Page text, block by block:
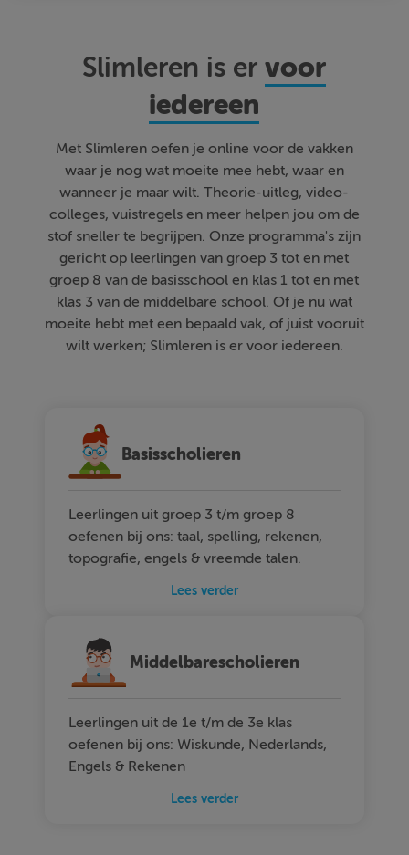
Slimleren is ervoor
iedereen
Met Slimleren oefen je online voor de vakken
waar je nog wat moeite mee hebt, waar en
wanneer je maar wilt. Theorie-uitleg, video-
colleges, vuistregels en meer helpen jou om de
stof sneller te begrijpen. Onze programma's zijn
gericht op leerlingen van groep 3 tot en met
groep 8 van de basisschool en klas 1 tot en met
klas 3 van de middelbare school. Of je nu wat
moeite hebt met een bepaald vak, of juist vooruit
wilt werken; Slimleren is er voor iedereen.
Basisscholieren
Leerlingen uit groep 3 t/m groep 8
oefenen bij ons: taal, spelling, rekenen,
topografie, engels & vreemde talen.
Lees verder
Middelbarescholieren
Leerlingen uit de 1e t/m de 3e klas
oefenen bij ons: Wiskunde, Nederlands,
Engels & Rekenen
Lees verder